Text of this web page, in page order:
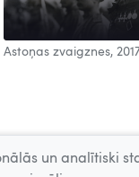
Astoņas zvaigznes,
un analītiski